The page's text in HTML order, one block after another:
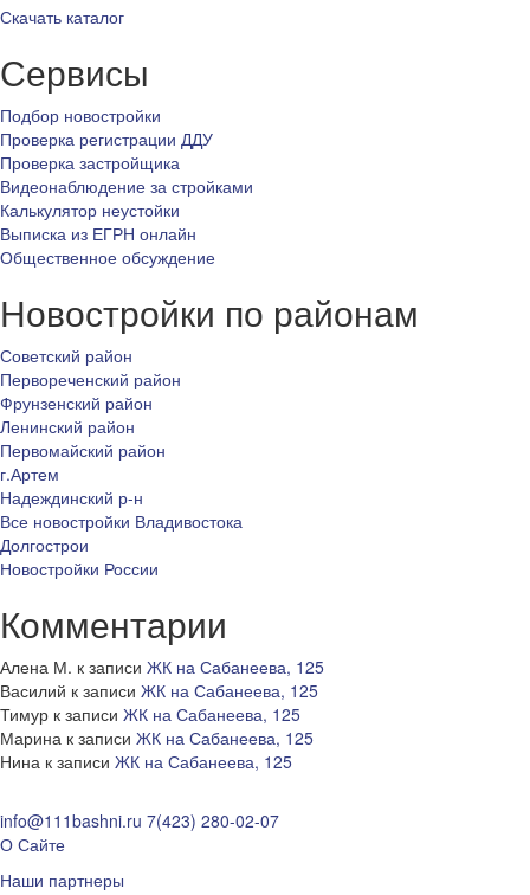
Скачать каталог
Сервисы
Подбор новостройки
Проверка регистрации ДДУ
Проверка застройщика
Видеонаблюдение за стройками
Калькулятор неустойки
Выписка из ЕГРН онлайн
Общественное обсуждение
Новостройки по районам
Советский район
Первореченский район
Фрунзенский район
Ленинский район
Первомайский район
г.Артем
Надеждинский р-н
Все новостройки Владивостока
Долгострои
Новостройки России
Комментарии
Алена М. к записи ЖК на Сабанеева, 125
Василий к записи ЖК на Сабанеева, 125
Тимур к записи ЖК на Сабанеева, 125
Марина к записи ЖК на Сабанеева, 125
Нина к записи ЖК на Сабанеева, 125
info@111bashni.ru 7(423) 280-02-07
О Сайте
Наши партнеры